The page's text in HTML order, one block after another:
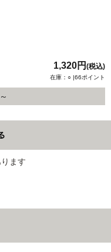
1,320円 (税込)
在庫：○ |66ポイント
ます